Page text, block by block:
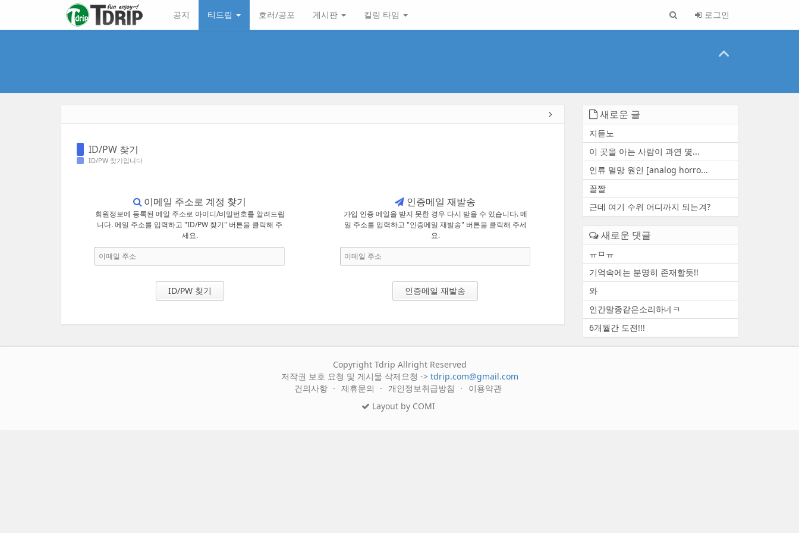
바
뉴
토
공지 티드립 호러/공포 게시판 킬링 타임 로그인
ID/PW 찾기
ID/PW 찾기입니다
이메일 주소로 계정 찾기
회원정보에 등록된 메일 주소로 아이디/비밀번호를 알려드립
니다. 메일 주소를 입력하고 "ID/PW 찾기" 버튼을 클릭해 주
세요.
인증메일 재발송
가입 인증 메일을 받지 못한 경우 다시 받을 수 있습니다. 메
일 주소를 입력하고 "인증메일 재발송" 버튼을 클릭해 주세
요.
새로운 글
지듣노
이 곳을 아는 사람이 과연 몇...
인류 멸망 원인 [analog horro...
꼴짤
근데 여기 수위 어디까지 되는겨?
새로운 댓글
ㅠㅁㅠ
기억속에는 분명히 존재할듯!!
와
인간말종같은소리하네ㅋ
6개월간 도전!!!
Copyright Tdrip Allright Reserved
저작권 보호 요청 및 게시물 삭제요청 -> tdrip.com@gmail.com
건의사항
제휴문의 개인정보취급방침
이용약관
Layout by COMI